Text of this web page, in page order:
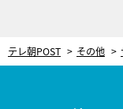
テレ朝POST その他